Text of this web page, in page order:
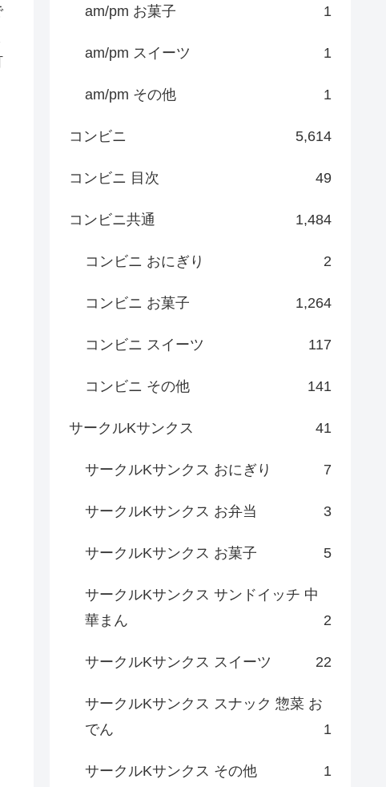
am/pm お菓子 1
am/pm スイーツ 1
am/pm その他 1
コンビニ 5,614
コンビニ 目次 49
コンビニ共通 1,484
コンビニ おにぎり 2
コンビニ お菓子 1,264
コンビニ スイーツ 117
コンビニ その他 141
サークルKサンクス 41
サークルKサンクス おにぎり 7
サークルKサンクス お弁当 3
サークルKサンクス お菓子 5
サークルKサンクス サンドイッチ 中
華まん
2
サークルKサンクス スイーツ 22
サークルKサンクス スナック 惣菜 お
でん
1
サークルKサンクス その他 1